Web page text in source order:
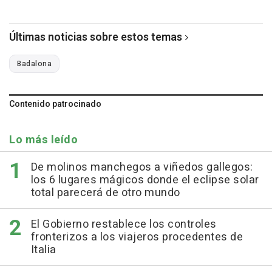
Últimas noticias sobre estos temas
Badalona
Contenido patrocinado
Lo más leído
De molinos manchegos a viñedos gallegos:
los 6 lugares mágicos donde el eclipse solar
total parecerá de otro mundo
El Gobierno restablece los controles
fronterizos a los viajeros procedentes de
Italia